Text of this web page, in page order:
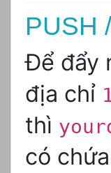
PUSH
Để đẩy
địa chỉ
thì
có